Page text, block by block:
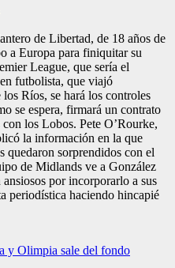
de Libertad, de 18 años de
a Europa para finiquitar su
League, que sería el
futbolista, que viajó
Ríos, se hará los controles
se espera, firmará un contrato
los Lobos. Pete O’Rourke,
la información en la que
quedaron sorprendidos con el
de Midlands ve a González
por incorporarlo a sus
periodística haciendo hincapié